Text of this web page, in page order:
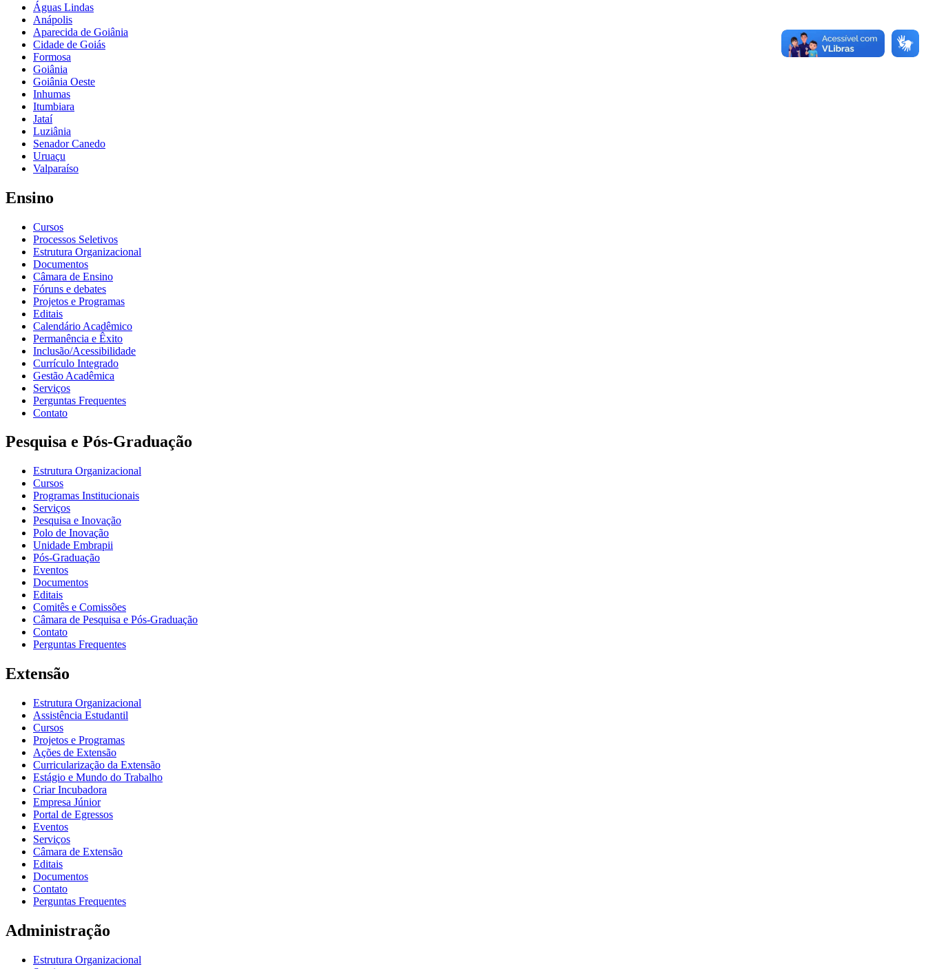
Águas Lindas
Anápolis
Aparecida de Goiânia
Cidade de Goiás
Formosa
Goiânia
Goiânia Oeste
Inhumas
Itumbiara
Jataí
Luziânia
Senador Canedo
Uruaçu
Valparaíso
Ensino
Cursos
Processos Seletivos
Estrutura Organizacional
Documentos
Câmara de Ensino
Fóruns e debates
Projetos e Programas
Editais
Calendário Acadêmico
Permanência e Êxito
Inclusão/Acessibilidade
Currículo Integrado
Gestão Acadêmica
Serviços
Perguntas Frequentes
Contato
Pesquisa e Pós-Graduação
Estrutura Organizacional
Cursos
Programas Institucionais
Serviços
Pesquisa e Inovação
Polo de Inovação
Unidade Embrapii
Pós-Graduação
Eventos
Documentos
Editais
Comitês e Comissões
Câmara de Pesquisa e Pós-Graduação
Contato
Perguntas Frequentes
Extensão
Estrutura Organizacional
Assistência Estudantil
Cursos
Projetos e Programas
Ações de Extensão
Curricularização da Extensão
Estágio e Mundo do Trabalho
Criar Incubadora
Empresa Júnior
Portal de Egressos
Eventos
Serviços
Câmara de Extensão
Editais
Documentos
Contato
Perguntas Frequentes
Administração
Estrutura Organizacional